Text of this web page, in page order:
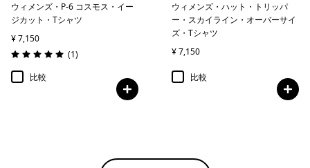
ウィメンズ・P-6 コスモス・イー
ジカット・Tシャツ
¥ 7,150
評価: 5.0 / 5
(1レビュー
)
比較
ウィメンズ・ハット・トリッパ
ー・スカイライン・オーバーサイ
ズ・Tシャツ
¥ 7,150
比較